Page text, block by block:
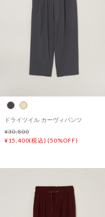
ドライツイル カーヴィパンツ
¥30,800
¥15,400(税込) (50%OFF)